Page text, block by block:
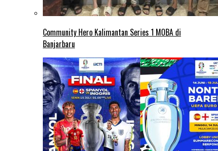
Community Hero Kalimantan Series 1 MOBA di
Banjarbaru